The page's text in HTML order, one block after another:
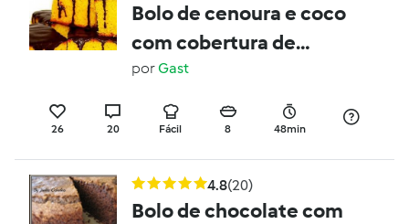
Bolo de cenoura e coco
com cobertura de
chocolate
porGast
26 20 Fácil 8 48min
4.8(20)
Bolo de chocolate com